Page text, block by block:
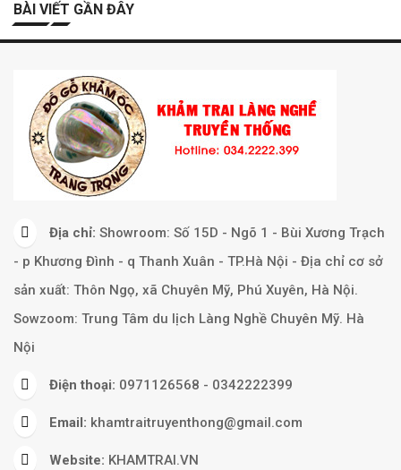
BÀI VIẾT GẦN ĐÂY
Địa chỉ: Showroom: Số 15D - Ngõ 1 - Bùi Xương Trạch
- p Khương Đình - q Thanh Xuân - TP.Hà Nội - Địa chỉ cơ sở
sản xuất: Thôn Ngọ, xã Chuyên Mỹ, Phú Xuyên, Hà Nội.
Sowzoom: Trung Tâm du lịch Làng Nghề Chuyên Mỹ. Hà
Nội
Điện thoại: 0971126568 - 0342222399
Email: khamtraitruyenthong@gmail.com
Website: KHAMTRAI.VN